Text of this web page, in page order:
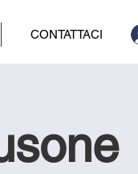
CONTATTACI